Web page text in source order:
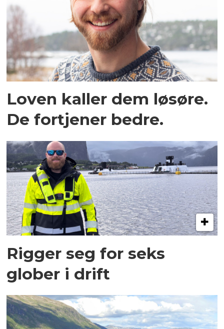
Loven kaller dem løsøre.
De fortjener bedre.
Rigger seg for seks
glober i drift